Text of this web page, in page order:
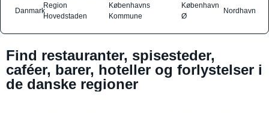
Danmark
Region
Hovedstaden
Københavns
Kommune
København
Ø
Nordhavn
Find restauranter, spisesteder,
caféer, barer, hoteller og forlystelser i
de danske regioner